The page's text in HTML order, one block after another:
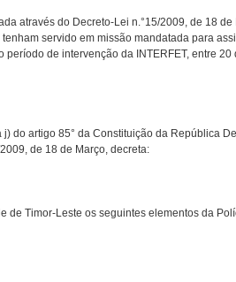
através do Decreto-Lei n.°15/2009, de 18
servido em missão mandatada para
de intervenção da INTERFET, entre
do artigo 85° da Constituição da República
de 18 de Março, decreta:
de Timor-Leste os seguintes elementos da